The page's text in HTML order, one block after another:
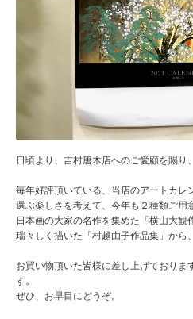
日頃より、吉村唐木店へのご愛顧を賜り
毎年好評頂いている、当店のアートカレ
選ぶ楽しさを考えて、今年も２種類ご用
日本画の大家の名作を集めた「横山大観
瑞々しく描いた「村越由子作品集」から
お買い物頂いた皆様に差し上げておりま
す。
ぜひ、お早目にどうぞ。